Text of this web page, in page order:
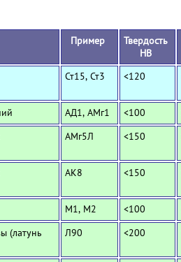
Пример
Твердость
HB
Ст15, Ст3 <120
АД1, АМг1 <100
АМг5Л <150
АК8 <150
М1, М2 <100
(латунь
Л90 <200